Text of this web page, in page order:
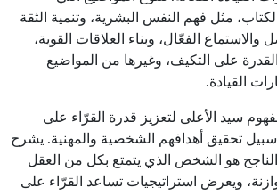
مثل فهم النفس البشرية، وتنمية الثقة
والاستماع الفعّال، وبناء العلاقات القوية،
على التكيف، وغيرها من المواضيع
القيادة.
سيد الأعلى لتعزيز قدرة القرّاء على
سبيل تحقيق أهدافهم الشخصية والمهنية. يشرح
هو الشخص الذي يتمتع بكل من العقل
ويعرض استراتيجيات تساعد القرّاء على